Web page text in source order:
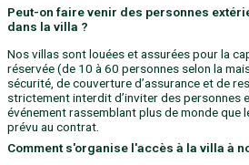
Peut-on faire venir des personnes
dans la villa ?
Nos villas sont louées et assurées pour la
réservée (de 10 à 60 personnes selon la
sécurité, de couverture d’assurance et de
strictement interdit d’inviter des personnes
événement rassemblant plus de monde que
prévu au contrat.
Comment s'organise l'accès à la villa à